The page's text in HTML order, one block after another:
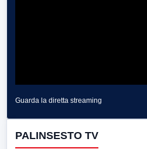
Guarda la diretta streaming
PALINSESTO TV